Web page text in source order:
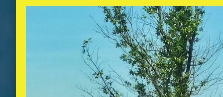
Из религиозных зданий в
кафедральный собор
церкви. Для туристов
гостевых домов бюджетного
Самые экстремальные
частных квартир, которые
интернету любителям острых
экскурсионные туры с